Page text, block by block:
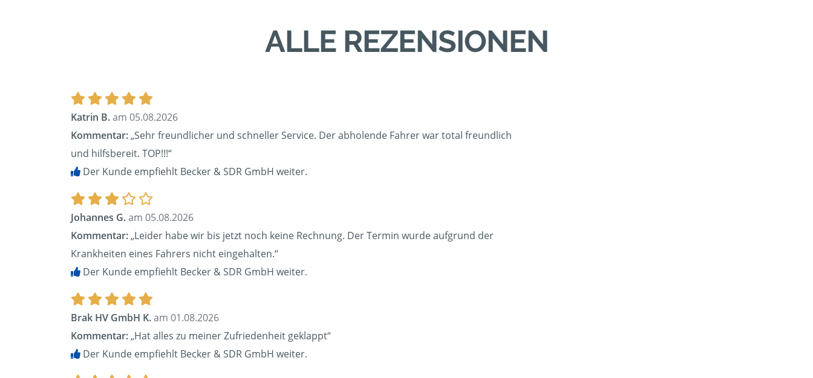
ALLE REZENSIONEN
Katrin B.am 05.08.2026
Kommentar:„Sehr freundlicher und schneller Service. Der abholende Fahrer war total freundlich
und hilfsbereit. TOP!!!“
Der Kunde empfiehlt Becker & SDR GmbH weiter.
Johannes G.am 05.08.2026
Kommentar:„Leider habe wir bis jetzt noch keine Rechnung. Der Termin wurde aufgrund der
Krankheiten eines Fahrers nicht eingehalten.“
Der Kunde empfiehlt Becker & SDR GmbH weiter.
Brak HV GmbH K.am 01.08.2026
Kommentar:„Hat alles zu meiner Zufriedenheit geklappt“
Der Kunde empfiehlt Becker & SDR GmbH weiter.